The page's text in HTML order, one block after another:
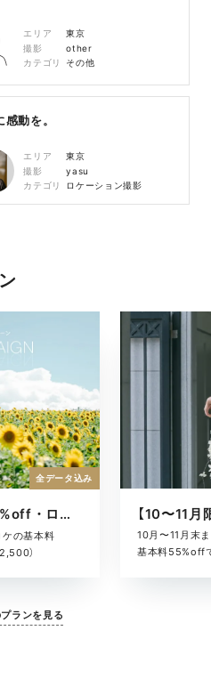
エリア
東京
撮影
other
カテゴリ
その他
感動を。
エリア
東京
撮影
yasu
カテゴリ
ロケーション撮影
【7〜9月限定】基本料50%off・ロケキャンペーン
の基本料
）
全データ込み
10月〜11月末
基本料55%off
ランを見る